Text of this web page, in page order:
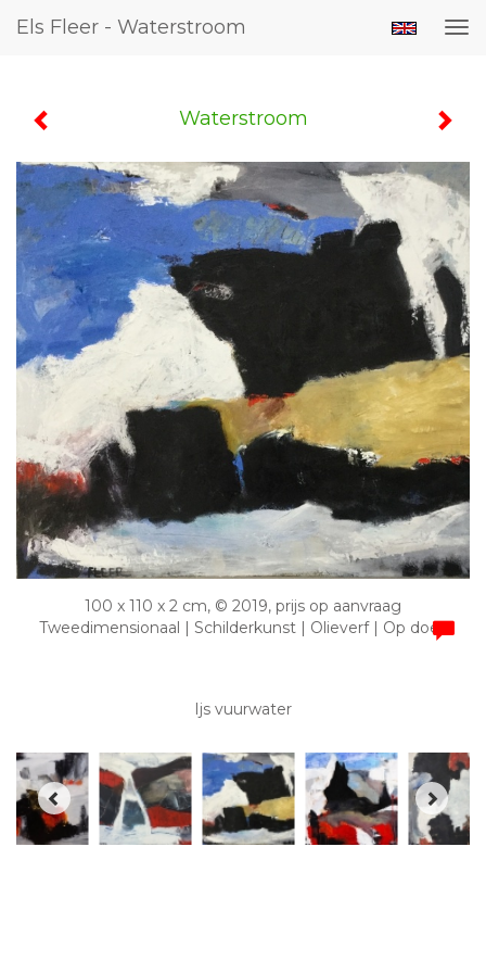
Els Fleer - Waterstroom
Waterstroom
100 x 110 x 2 cm, © 2019, prijs op aanvraag
Tweedimensionaal | Schilderkunst | Olieverf | Op doek
Ijs vuurwater